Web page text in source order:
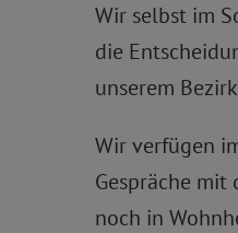
Wir selbst im
die
unserem
Wir verfügen
Gespräche
noch in